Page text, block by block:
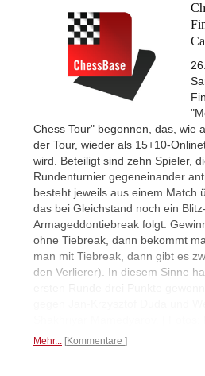
Chess Tour" begonnen, das, wie
der Tour, wieder als 15+10-
wird. Beteiligt sind zehn Spieler,
Rundenturnier gegeneinander
besteht jeweils aus einem Match
das bei Gleichstand noch ein
Armageddontiebreak folgt.
ohne Tiebreak, dann bekommt
man mit Tiebreak, dann gibt es
den Verlierer). In diesem Sinne
Mehr... Kommentare